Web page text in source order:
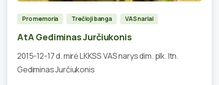
Pro memoria Trečioji banga VAS nariai
AtA Gediminas Jurčiukonis
2015-12-17 d. mirė LKKSS VAS narys dim. plk. ltn.
Gediminas Jurčiukonis